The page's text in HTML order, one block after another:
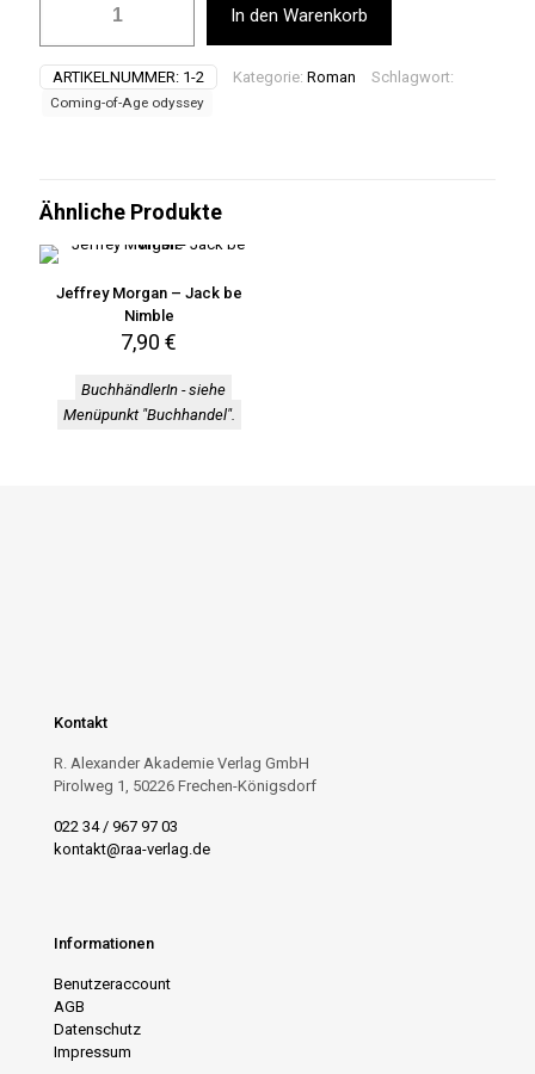
Jack
be
Nimble
Musik-
CD
Menge
In den Warenkorb
ARTIKELNUMMER: 1-2 Kategorie: Roman Schlagwort:
Coming-of-Age odyssey
Ähnliche Produkte
Jeffrey Morgan – Jack be
Nimble
7,90€
BuchhändlerIn - siehe
Menüpunkt "Buchhandel".
Kontakt
R. Alexander Akademie Verlag GmbH
Pirolweg 1, 50226 Frechen-Königsdorf
022 34 / 967 97 03
kontakt@raa-verlag.de
Informationen
Benutzeraccount
AGB
Datenschutz
Impressum